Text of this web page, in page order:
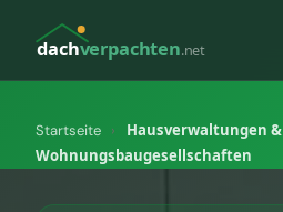
dachverpachten.net
Startseite ›
Hausverwaltungen &
Wohnungsbaugesellschaften